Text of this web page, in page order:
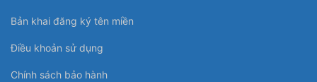
Bản khai đăng ký tên miền
Điều khoản sử dụng
Chính sách bảo hành